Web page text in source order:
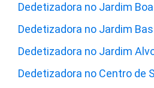
Dedetizadora no Jardim
Dedetizadora no Jardim
Dedetizadora no Jardim
Dedetizadora no Centro de